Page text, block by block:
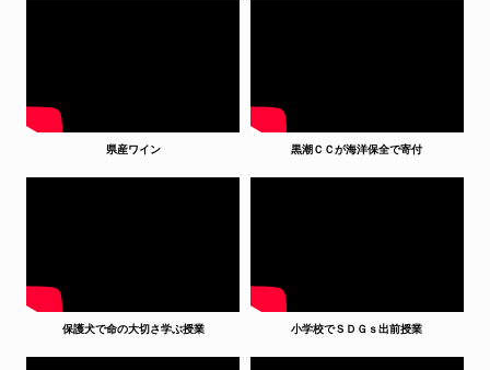
県産ワイン 黒潮ＣＣが海洋保全で寄付
保護犬で命の大切さ学ぶ授業 小学校でＳＤＧｓ出前授業